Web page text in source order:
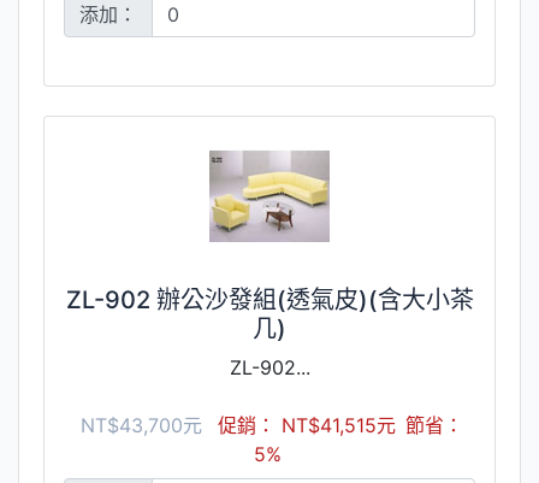
添加：
ZL-902 辦公沙發組(透氣皮)(含大小茶
几)
ZL-902...
NT$43,700元 促銷： NT$41,515元 節省：
5%